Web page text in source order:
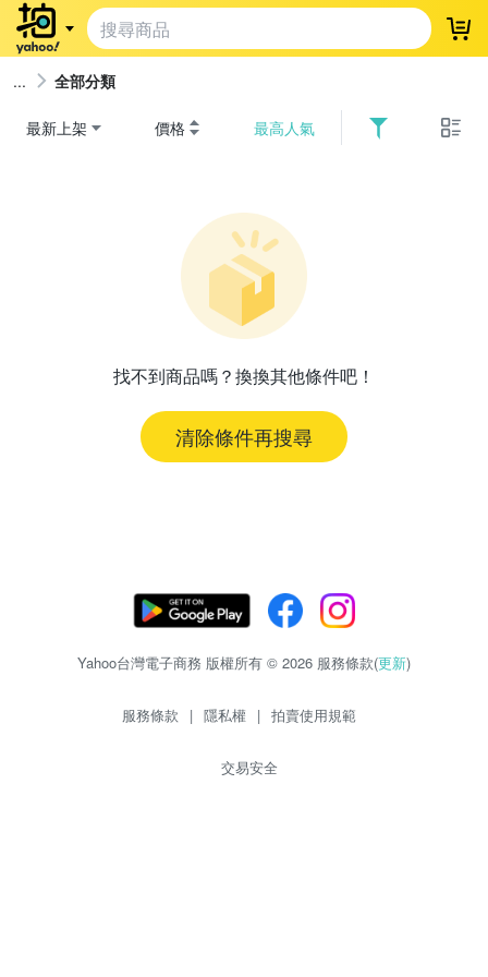
登
全部分類
最新上架 價格 最高人氣
找不到商品嗎？換換其他條件吧！
清除條件再搜尋
Yahoo台灣電子商務 版權所有 © 2026 服務條款(更新)
服務條款 | 隱私權 | 拍賣使用規範
交易安全